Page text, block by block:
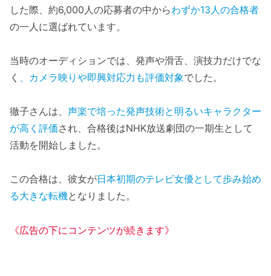
した際、約6,000人の応募者の中からわずか13人の合格者
の一人に選ばれています。
当時のオーディションでは、発声や滑舌、演技力だけでな
く 、カメラ映りや即興対応力も評価対象でした。
徹子さんは、 声楽で培った発声技術と明るいキャラクター
が高く評価され、合格後はNHK放送劇団の一期生として
活動を開始しました。
この合格は、彼女が日本初期のテレビ女優として歩み始め
る大きな転機となりました。
《広告の下にコンテンツが続きます》